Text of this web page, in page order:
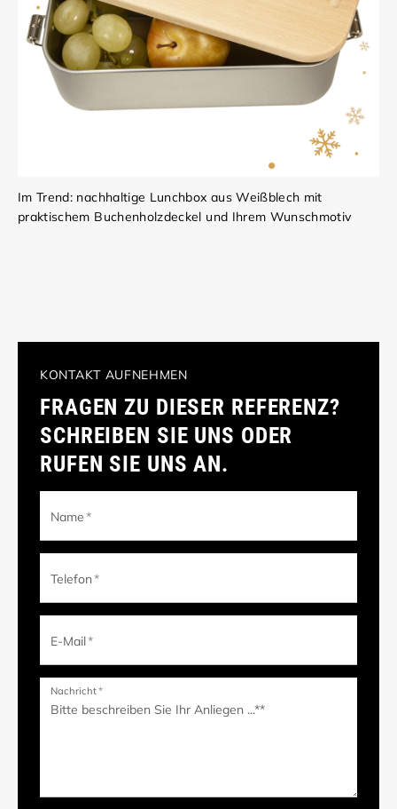
Im Trend: nachhaltige Lunchbox aus Weißblech mit
praktischem Buchenholzdeckel und Ihrem Wunschmotiv
KONTAKT AUFNEHMEN
FRAGEN ZU DIESER REFERENZ?
SCHREIBEN SIE UNS ODER
RUFEN SIE UNS AN.
Name*
Telefon*
E-Mail*
Nachricht*